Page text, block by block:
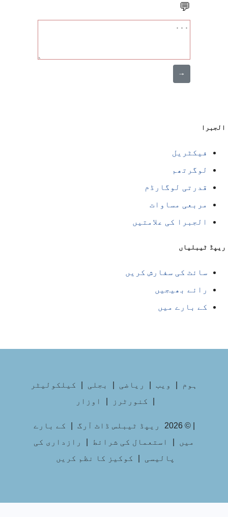
💬
فیکٹریل
لوگرتھم
قدرتی لوگارڈم
مربعی مساوات
الجبرا کی علامتیں
ٹیبلیاں
سائٹ کی سفارش کریں
رائے بھیجیں
کے بارے میں
ہوم | ویب | ریاضی | بجلی |
کیلکولیٹر
کنورٹرز | اوزار
| © 2026 ریپڈ ٹیبلس ڈاٹ آرگ |
کے بارے
میں
| استعمال کی شرائط |
رازداری کی
پالیسی
| کوکیز کا نظم کریں